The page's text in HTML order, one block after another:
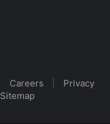
Careers
Privacy
Sitemap